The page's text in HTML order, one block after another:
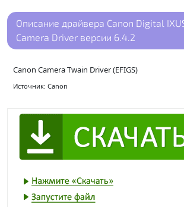
Описание драйвера Canon Digital
Camera Driver версии 6.4.2
Canon Camera Twain Driver (EFIGS)
Источник: Canon